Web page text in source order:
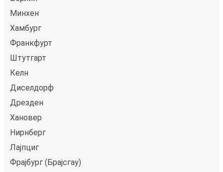
Минхен
Хамбург
Франкфурт
Штутгарт
Келн
Диселдорф
Дрезден
Хановер
Нирнберг
Лајпциг
Фрајбург (Брајсгау)